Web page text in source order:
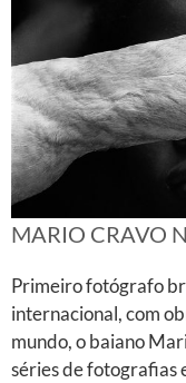
MARIO CRAVO
Primeiro fotógrafo
internacional, com
mundo, o baiano
séries de fotografias